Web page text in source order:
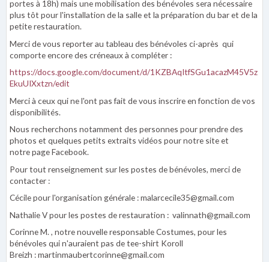
portes à 18h) mais une mobilisation des bénévoles sera nécessaire
plus tôt pour l'installation de la salle et la préparation du bar et de la
petite restauration.
Merci de vous reporter au tableau des bénévoles ci-après qui
comporte encore des créneaux à compléter :
https://docs.google.com/document/d/1KZBAqItfSGu1acazM45V5z
EkuUIXxtzn/edit
Merci à ceux qui ne l'ont pas fait de vous inscrire en fonction de vos
disponibilités.
Nous recherchons notamment des personnes pour prendre des
photos et quelques petits extraits vidéos pour notre site et
notre page Facebook.
Pour tout renseignement sur les postes de bénévoles, merci de
contacter :
Cécile pour l'organisation générale : malarcecile35@gmail.com
Nathalie V pour les postes de restauration : valinnath@gmail.com
Corinne M. , notre nouvelle responsable Costumes, pour les
bénévoles qui n'auraient pas de tee-shirt Koroll
Breizh : martinmaubertcorinne@gmail.com